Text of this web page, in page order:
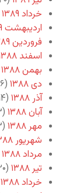
خرداد ۱۳۸۹
اردیبهشت ۱۳۸۹
فروردین ۱۳۸۹
اسفند ۱۳۸۸
بهمن ۱۳۸۸
دی ۱۳۸۸
(۱۶)
آذر ۱۳۸۸
(۱۴)
آبان ۱۳۸۸
(۱۳)
مهر ۱۳۸۸
(۱۳)
شهریور ۱۳۸۸
مرداد ۱۳۸۸
تیر ۱۳۸۸
(۲۰)
خرداد ۱۳۸۸